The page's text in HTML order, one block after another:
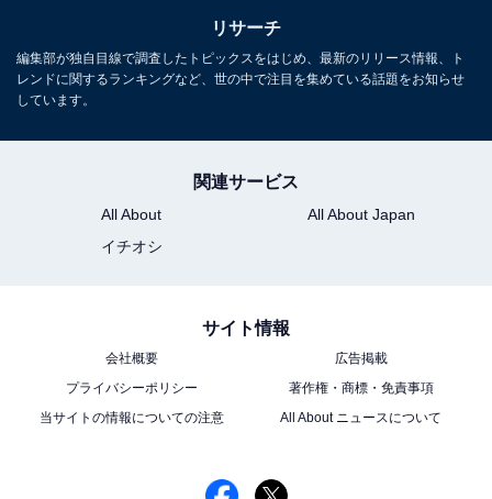
リサーチ
編集部が独自目線で調査したトピックスをはじめ、最新のリリース情報、ト
レンドに関するランキングなど、世の中で注目を集めている話題をお知らせ
しています。
関連サービス
All About
All About Japan
イチオシ
サイト情報
会社概要
広告掲載
プライバシーポリシー
著作権・商標・免責事項
当サイトの情報についての注意
All About ニュースについて